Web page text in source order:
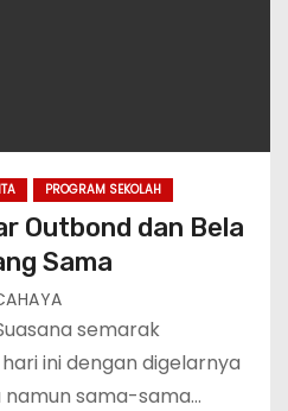
PROGRAM SEKOLAH
Outbond dan Bela
Sama
semarak
ini dengan digelarnya
sama-sama…